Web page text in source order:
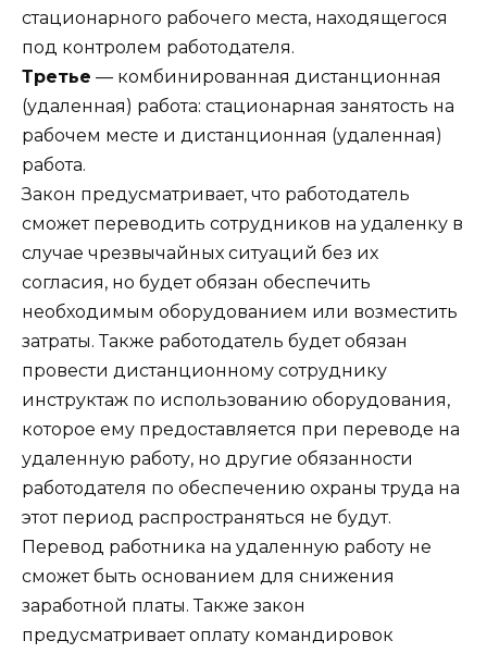
стационарного рабочего места, находящегося
под контролем работодателя.
Третье — комбинированная дистанционная
(удаленная) работа: стационарная занятость на
рабочем месте и дистанционная (удаленная)
работа.
Закон предусматривает, что работодатель
сможет переводить сотрудников на удаленку в
случае чрезвычайных ситуаций без их
согласия, но будет обязан обеспечить
необходимым оборудованием или возместить
затраты. Также работодатель будет обязан
провести дистанционному сотруднику
инструктаж по использованию оборудования,
которое ему предоставляется при переводе на
удаленную работу, но другие обязанности
работодателя по обеспечению охраны труда на
этот период распространяться не будут.
Перевод работника на удаленную работу не
сможет быть основанием для снижения
заработной платы. Также закон
предусматривает оплату командировок